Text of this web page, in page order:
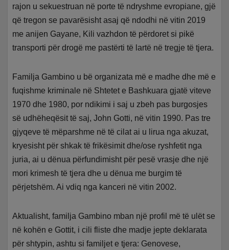
rajon u sekuestruan në porte të ndryshme evropiane, gjë
që tregon se pavarësisht asaj që ndodhi në vitin 2019
me anijen Gayane, Kili vazhdon të përdoret si pikë
transporti për drogë me pastërti të lartë në tregje të tjera.
Familja Gambino u bë organizata më e madhe dhe më e
fuqishme kriminale në Shtetet e Bashkuara gjatë viteve
1970 dhe 1980, por ndikimi i saj u zbeh pas burgosjes
së udhëheqësit të saj, John Gotti, në vitin 1990. Pas tre
gjyqeve të mëparshme në të cilat ai u lirua nga akuzat,
kryesisht për shkak të frikësimit dhe/ose ryshfetit nga
juria, ai u dënua përfundimisht për pesë vrasje dhe një
mori krimesh të tjera dhe u dënua me burgim të
përjetshëm. Ai vdiq nga kanceri në vitin 2002.
Aktualisht, familja Gambino mban një profil më të ulët se
në kohën e Gottit, i cili fliste dhe madje jepte deklarata
për shtypin, ashtu si familjet e tjera: Genovese,